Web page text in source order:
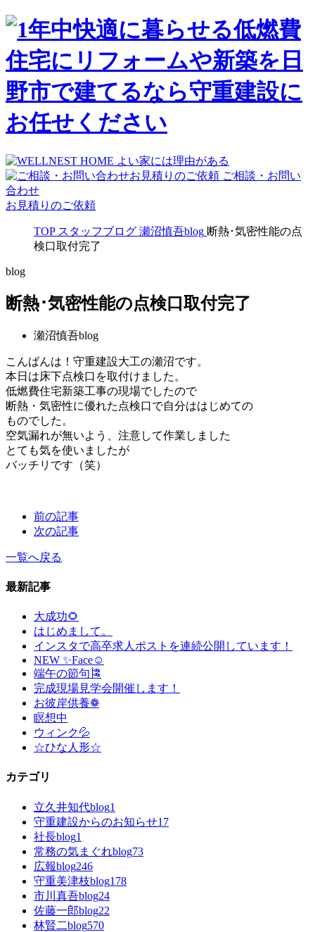
ご相談・お問い
合わせ
お見積りのご依頼
TOP スタッフブログ 瀬沼慎吾blog 断熱･気密性能の点
検口取付完了
blog
断熱･気密性能の点検口取付完了
瀬沼慎吾blog
こんばんは！守重建設大工の瀬沼です。
本日は床下点検口を取付けました。
低燃費住宅新築工事の現場でしたので
断熱・気密性に優れた点検口で自分ははじめての
ものでした。
空気漏れが無いよう、注意して作業しました
とても気を使いましたが
バッチリです（笑）
前の記事
次の記事
一覧へ戻る
最新記事
大成功🌻
はじめまして。
インスタで高卒求人ポストを連続公開しています！
NEW ✨Face☺
端午の節句🎏
完成現場見学会開催します！
お彼岸供養❁
瞑想中
ウィンク💦
☆ひな人形☆
カテゴリ
立久井知代blog1
守重建設からのお知らせ17
社長blog1
常務の気まぐれblog73
広報blog246
守重美津枝blog178
市川真吾blog24
佐藤一郎blog22
林賢二blog570